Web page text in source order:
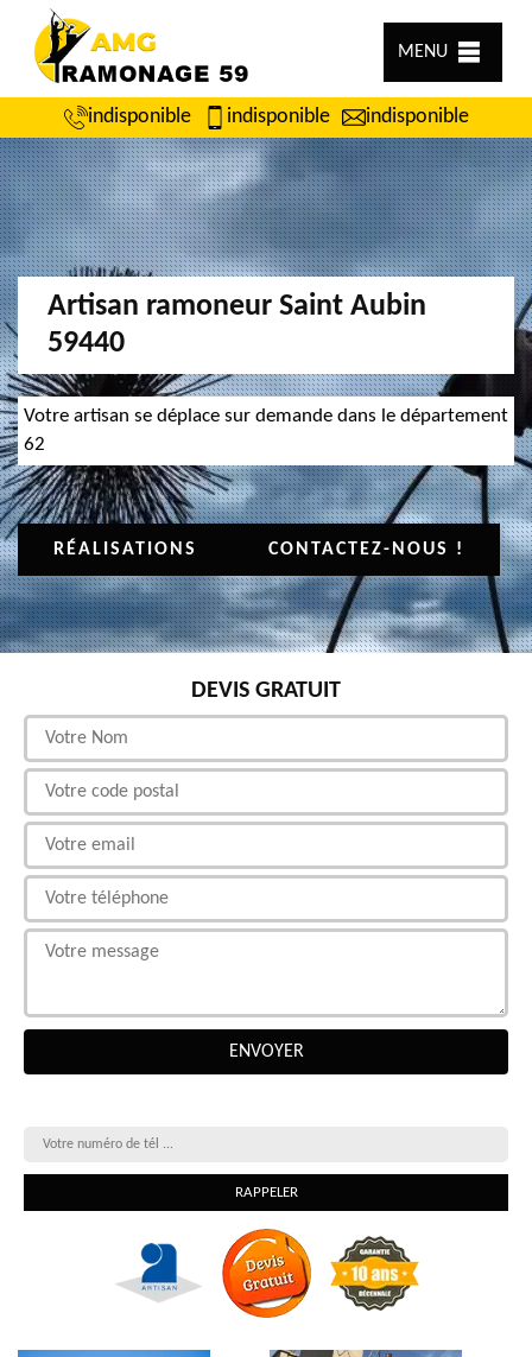
MENU
indisponible indisponible indisponible
Artisan ramoneur Saint Aubin
59440
Votre artisan se déplace sur demande dans le département
62
RÉALISATIONS CONTACTEZ-NOUS !
DEVIS GRATUIT